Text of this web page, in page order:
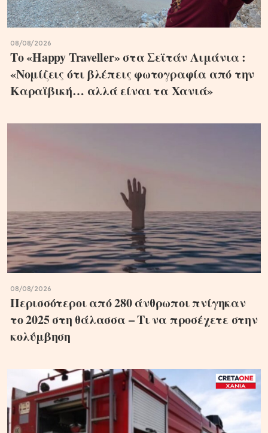
08/08/2026
Το «Happy Traveller» στα Σεϊτάν Λιμάνια :
«Νομίζεις ότι βλέπεις φωτογραφία από την
Καραϊβική… αλλά είναι τα Χανιά»
08/08/2026
Περισσότεροι από 280 άνθρωποι πνίγηκαν
το 2025 στη θάλασσα – Τι να προσέχετε στην
κολύμβηση